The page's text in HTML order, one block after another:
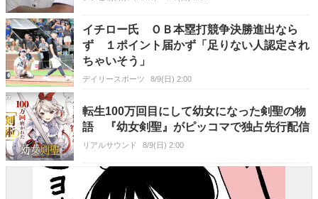
イチロー氏 ＯＢ本塁打競争決勝進出なら
ず １ポイント届かず「足りない人認定され
ちゃいそう」
デイリースポーツ 8/9(日) 2:00
転生100万回目にして幼女になった剣聖の物
語 『幼女剣聖』がピッコマで独占先行配信
リアルサウンド 8/9(日) 2:00